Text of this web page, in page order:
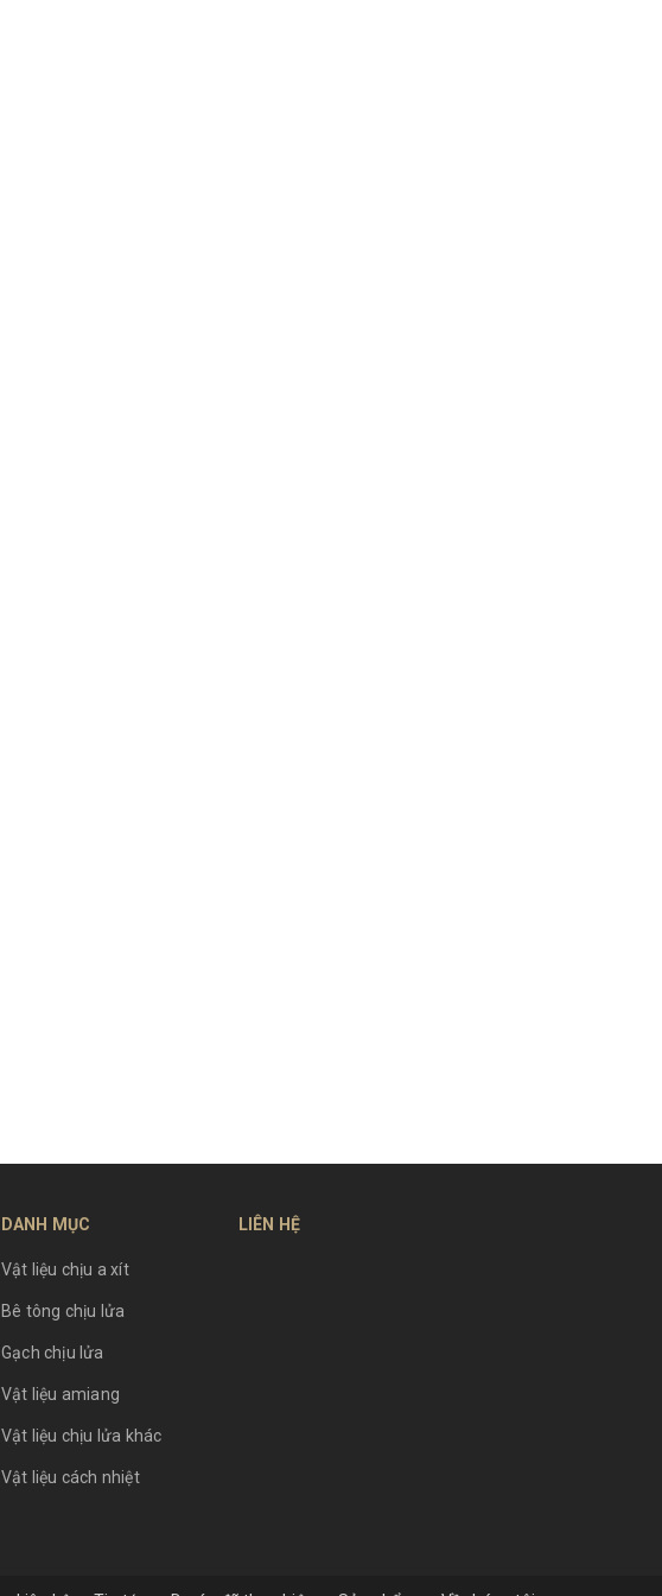
DANH MỤC
Vật liệu chịu a xít
Bê tông chịu lửa
Gạch chịu lửa
Vật liệu amiang
Vật liệu chịu lửa khác
Vật liệu cách nhiệt
LIÊN HỆ